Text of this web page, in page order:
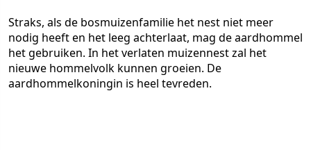
Straks, als de bosmuizenfamilie het nest niet meer
nodig heeft en het leeg achterlaat, mag de aardhommel
het gebruiken. In het verlaten muizennest zal het
nieuwe hommelvolk kunnen groeien. De
aardhommelkoningin is heel tevreden.